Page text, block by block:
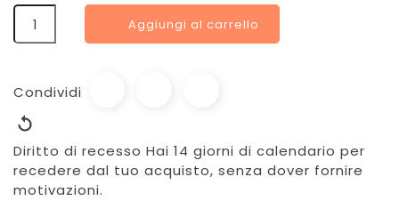
Aggiungi al carrello
Condividi
Diritto di recesso Hai 14 giorni di calendario per
recedere dal tuo acquisto, senza dover fornire
motivazioni.